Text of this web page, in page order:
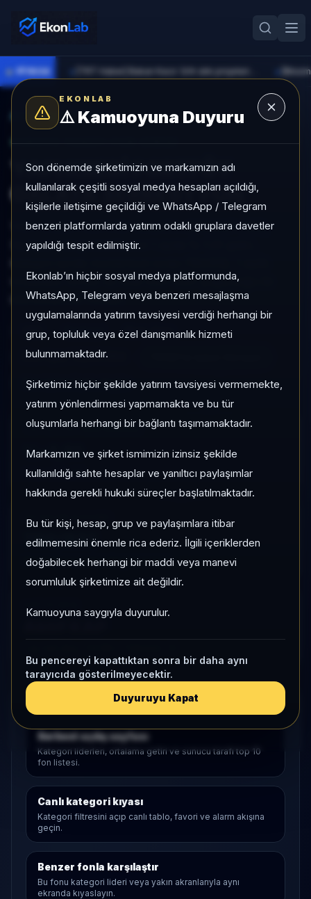
EKONLAB
⚠️Kamuoyuna Duyuru
Son dönemde şirketimizin ve markamızın adı
kullanılarak çeşitli sosyal medya hesapları açıldığı,
kişilerle iletişime geçildiği ve WhatsApp / Telegram
benzeri platformlarda yatırım odaklı gruplara davetler
yapıldığı tespit edilmiştir.
Ekonlab’ın hiçbir sosyal medya platformunda,
WhatsApp, Telegram veya benzeri mesajlaşma
uygulamalarında yatırım tavsiyesi verdiği herhangi bir
grup, topluluk veya özel danışmanlık hizmeti
bulunmamaktadır.
Şirketimiz hiçbir şekilde yatırım tavsiyesi vermemekte,
yatırım yönlendirmesi yapmamakta ve bu tür
oluşumlarla herhangi bir bağlantı taşımamaktadır.
Markamızın ve şirket ismimizin izinsiz şekilde
kullanıldığı sahte hesaplar ve yanıltıcı paylaşımlar
hakkında gerekli hukuki süreçler başlatılmaktadır.
Bu tür kişi, hesap, grup ve paylaşımlara itibar
edilmemesini önemle rica ederiz. İlgili içeriklerden
doğabilecek herhangi bir maddi veya manevi
sorumluluk şirketimize ait değildir.
Kamuoyuna saygıyla duyurulur.
Bu pencereyi kapattıktan sonra bir daha aynı
tarayıcıda gösterilmeyecektir.
Duyuruyu Kapat
● PİYASA
AI Fon Radar Serbest
SUNUCU TARAFI FON GIRIŞI
YAPI KREDİ PORTFÖY
GALATA SERBEST FON
YAPI KREDİ PORTFÖY GALATA SERBEST FON,
Serbest kategorisinde son 1 ayda %-1,51 getiri,
volatilitesi %0,62 ve Aktif KAP KAP yoğunluğu ile
izlenebilen bir fondur.
YPK Serbest Risk:Orta
Son fiyat:14,047254
Son işlem farkı: 0 gün
1 AY VE 3 AY PERFORMANS
%-1,51
3 Ay:+%6,67
KATEGORI KONUMU
780/932
Momentum bazlı kategori içi sıra
Araştırma Akışı
Serbestaçılış sayfası
Kategori liderleri, ortalama getiri ve sunucu tarafı top 10
fon listesi.
Canlı kategori kıyası
Kategori filtresini açıp canlı tablo, favori ve alarm akışına
geçin.
Benzer fonla karşılaştır
Bu fonu kategori lideri veya yakın akranlarıyla aynı
ekranda kıyaslayın.